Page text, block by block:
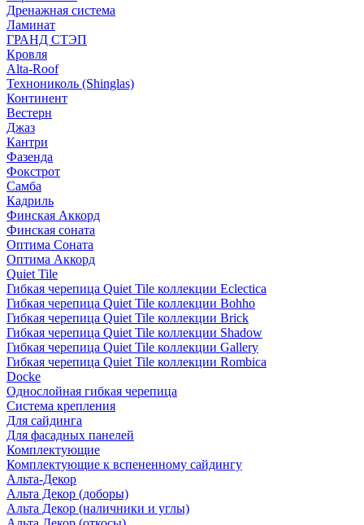
Дренажная система
Ламинат
ГРАНД СТЭП
Кровля
Alta-Roof
Технониколь (Shinglas)
Континент
Вестерн
Джаз
Кантри
Фазенда
Фокстрот
Самба
Кадриль
Финская Аккорд
Финская соната
Оптима Соната
Оптима Аккорд
Quiet Tile
Гибкая черепица Quiet Tile коллекции Eclectica
Гибкая черепица Quiet Tile коллекции Bohho
Гибкая черепица Quiet Tile коллекции Brick
Гибкая черепица Quiet Tile коллекции Shadow
Гибкая черепица Quiet Tile коллекции Gallery
Гибкая черепица Quiet Tile коллекции Rombica
Docke
Однослойная гибкая черепица
Система крепления
Для сайдинга
Для фасадных панелей
Комплектующие
Комплектующие к вспененному сайдингу
Альта-Декор
Альта Декор (доборы)
Альта Декор (наличники и углы)